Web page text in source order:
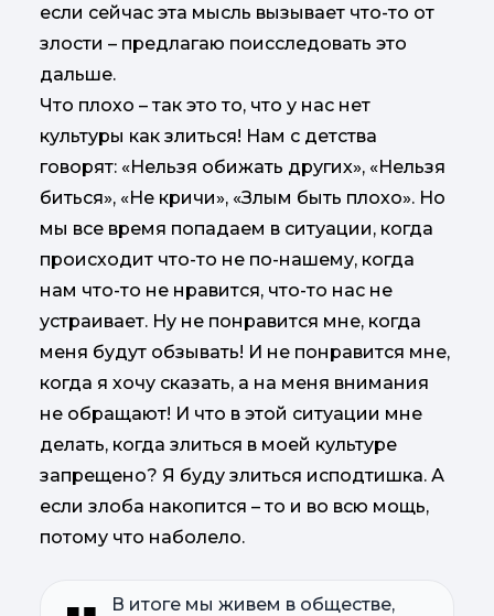
если сейчас эта мысль вызывает что-то от
злости – предлагаю поисследовать это
дальше.
Что плохо – так это то, что у нас нет
культуры как злиться! Нам с детства
говорят: «Нельзя обижать других», «Нельзя
биться», «Не кричи», «Злым быть плохо». Но
мы все время попадаем в ситуации, когда
происходит что-то не по-нашему, когда
нам что-то не нравится, что-то нас не
устраивает. Ну не понравится мне, когда
меня будут обзывать! И не понравится мне,
когда я хочу сказать, а на меня внимания
не обращают! И что в этой ситуации мне
делать, когда злиться в моей культуре
запрещено? Я буду злиться исподтишка. А
если злоба накопится – то и во всю мощь,
потому что наболело.
В итоге мы живем в обществе,